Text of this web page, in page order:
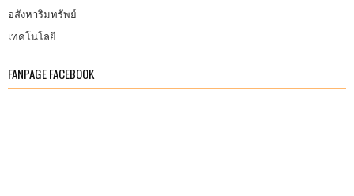
อสังหาริมทรัพย์
เทคโนโลยี
FANPAGE FACEBOOK